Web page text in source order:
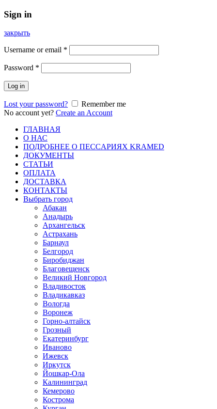
Sign in
закрыть
Username or email *
Password *
Log in
Lost your password?
Remember me
No account yet? Create an Account
ГЛАВНАЯ
О НАС
ПОДРОБНЕЕ О ПEСCАРИЯХ KRAMED
ДОКУМЕНТЫ
СТАТЬИ
ОПЛАТА
ДОСТАВКА
КОНТАКТЫ
Выбрать город
Абакан
Анадырь
Архангельск
Астрахань
Барнаул
Белгород
Биробиджан
Благовещенск
Великий Новгород
Владивосток
Владикавказ
Вологда
Воронеж
Горно-алтайск
Грозный
Екатеринбург
Иваново
Ижевск
Иркутск
Йошкар-Ола
Калининград
Кемерово
Кострома